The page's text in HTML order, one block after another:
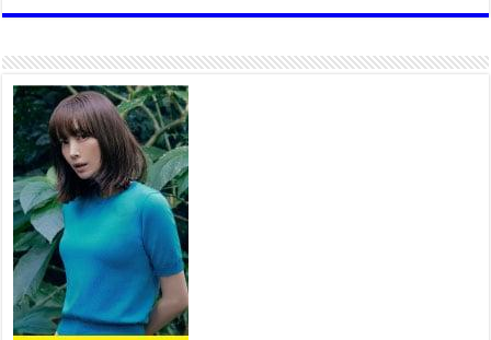
холбоогүйгээс саатах ёсгүй
“Сэлбэ 20 минутын хот”
төслийн анхны 12 давхар
барилгын үндсэн карказ,
цутгалтын ажил дууслаа
2026 оны 7 сар 20 / 17 цаг 17 минут
Мопед, скүүтер, тэдгээртэй
адилтгах үзүүлэлт бүхий
тээврийн хэрэгсэлтэй
холбоотой нийслэлийн засаг
дарга захирамж гаргалаа
2026 оны 7 сар 20 / 17 цаг 11 минут
Төв цэвэрлэх байгууламжид хоногт дунджаар 3